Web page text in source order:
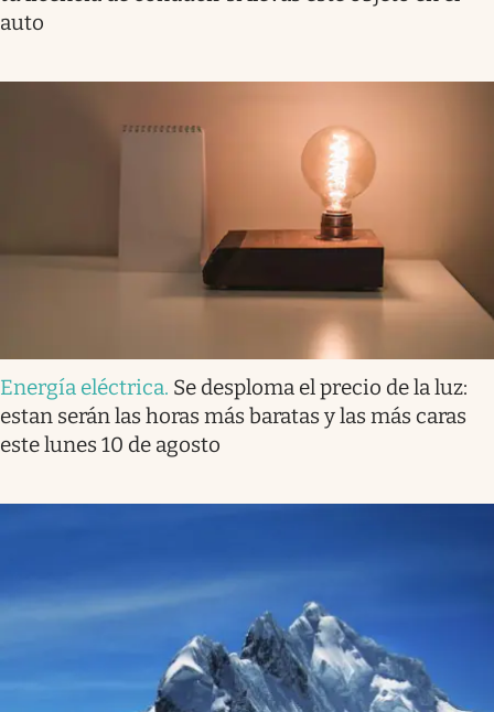
auto
Energía eléctrica. Se desploma el precio de la luz:
estan serán las horas más baratas y las más caras
este lunes 10 de agosto